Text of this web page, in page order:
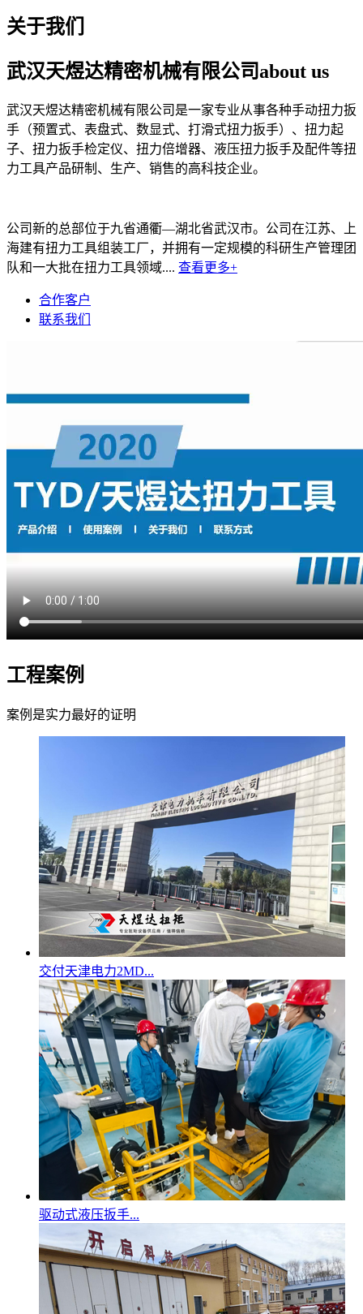
关于我们
武汉天煜达精密机械有限公司about us
武汉天煜达精密机械有限公司是一家专业从事各种手动扭力扳
手（预置式、表盘式、数显式、打滑式扭力扳手）、扭力起
子、扭力扳手检定仪、扭力倍增器、液压扭力扳手及配件等扭
力工具产品研制、生产、销售的高科技企业。
公司新的总部位于九省通衢—湖北省武汉市。公司在江苏、上
海建有扭力工具组装工厂，并拥有一定规模的科研生产管理团
队和一大批在扭力工具领域.... 查看更多+
合作客户
联系我们
工程案例
案例是实力最好的证明
交付天津电力2MD...
驱动式液压扳手...